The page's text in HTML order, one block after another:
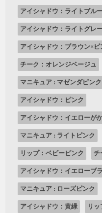
アイシャドウ：ライトブル
アイシャドウ：ライトグレ
アイシャドウ：ブラウン×ピ
チーク：オレンジベージュ
マニキュア : マゼンダピンク
アイシャドウ：ピンク
アイシャドウ：イエローが
マニキュア : ライトピンク
リップ：ベビーピンク チ
アイシャドウ：イエローブ
マニキュア : ローズピンク
アイシャドウ：黄緑 リ